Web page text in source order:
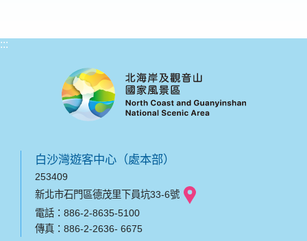
:::
白沙灣遊客中心（處本部）
253409
新北市石門區德茂里下員坑33-6號
電話：886-2-8635-5100
傳真：886-2-2636- 6675